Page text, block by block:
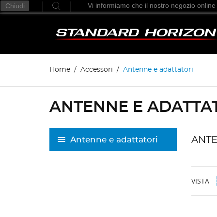
Chiudi Vi informiamo che il nostro negozio
Home Accessori Antenne e adattatori
ANTENNE E
Antenne e adattatori
VISTA